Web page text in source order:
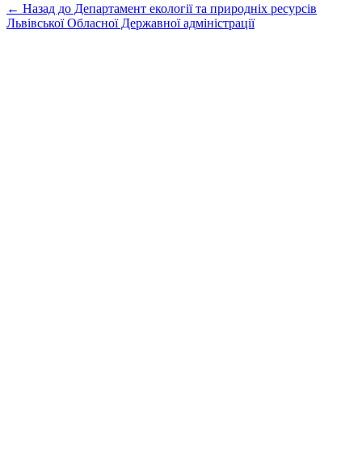
← Назад до Департамент екології та природніх ресурсів
Львівської Обласної Державної адміністрації